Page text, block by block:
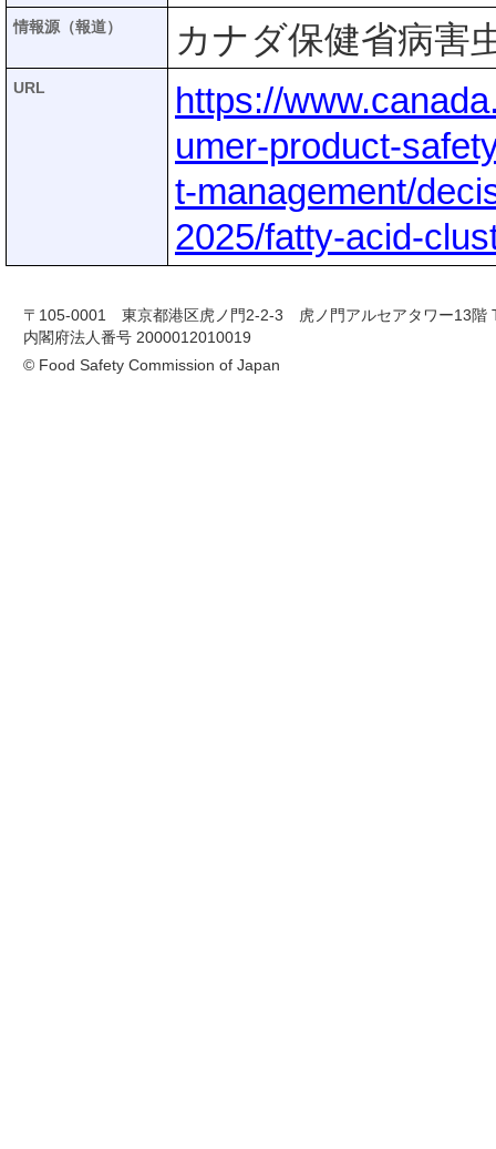
情報源（報道） カナダ保健省病害
URL
https://
umer-product-
t-management/
2025/fatty-acid-
〒105-0001 東京都港区虎ノ門2-2-3 虎ノ門アルセアタワー13階
内閣府法人番号 2000012010019
© Food Safety Commission of Japan